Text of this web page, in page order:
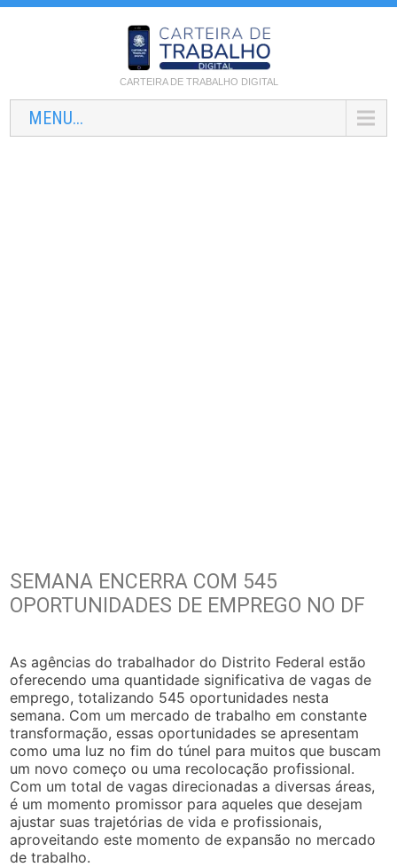
CARTEIRA DE TRABALHO DIGITAL
MENU...
SEMANA ENCERRA COM 545
OPORTUNIDADES DE EMPREGO NO DF
As agências do trabalhador do Distrito Federal estão
oferecendo uma quantidade significativa de vagas de
emprego, totalizando 545 oportunidades nesta
semana. Com um mercado de trabalho em constante
transformação, essas oportunidades se apresentam
como uma luz no fim do túnel para muitos que buscam
um novo começo ou uma recolocação profissional.
Com um total de vagas direcionadas a diversas áreas,
é um momento promissor para aqueles que desejam
ajustar suas trajetórias de vida e profissionais,
aproveitando este momento de expansão no mercado
de trabalho.